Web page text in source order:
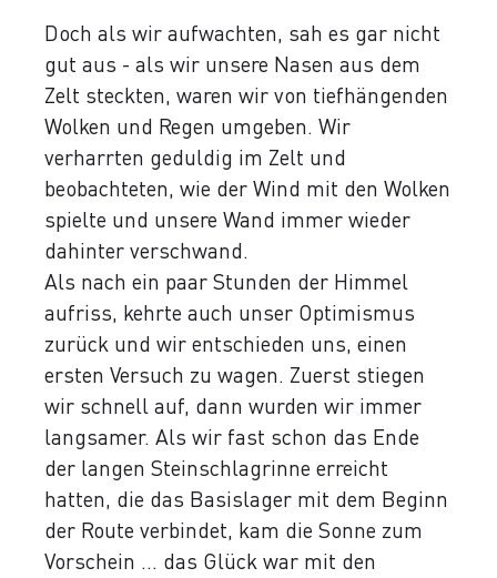
Doch als wir aufwachten, sah es gar nicht
gut aus - als wir unsere Nasen aus dem
Zelt steckten, waren wir von tiefhängenden
Wolken und Regen umgeben. Wir
verharrten geduldig im Zelt und
beobachteten, wie der Wind mit den Wolken
spielte und unsere Wand immer wieder
dahinter verschwand.
Als nach ein paar Stunden der Himmel
aufriss, kehrte auch unser Optimismus
zurück und wir entschieden uns, einen
ersten Versuch zu wagen. Zuerst stiegen
wir schnell auf, dann wurden wir immer
langsamer. Als wir fast schon das Ende
der langen Steinschlagrinne erreicht
hatten, die das Basislager mit dem Beginn
der Route verbindet, kam die Sonne zum
Vorschein ... das Glück war mit den